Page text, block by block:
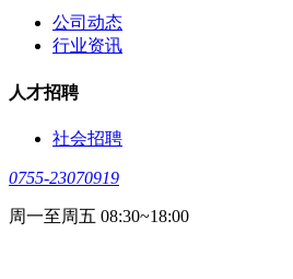
公司动态
行业资讯
人才招聘
社会招聘
0755-23070919
周一至周五 08:30~18:00